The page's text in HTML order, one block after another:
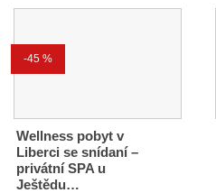
-45 %
Wellness pobyt v
Liberci se snídaní –
privátní SPA u
Ještědu…